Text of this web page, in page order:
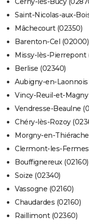
Saint-Nicolas-aux-
Mâchecourt (02350)
Barenton-Cel (02000)
Missy-lès-Pierrepont
Berlise (02340)
Aubigny-en-Laonnois
Vincy-Reuil-et-
Vendresse-Beaulne
Chéry-lès-Rozoy
Morgny-en-
Clermont-les-
Bouffignereux (02160)
Soize (02340)
Vassogne (02160)
Chaudardes (02160)
Raillimont (02360)